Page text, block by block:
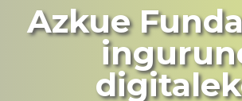
Azkue